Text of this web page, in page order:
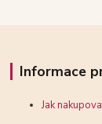
Informace
Jak